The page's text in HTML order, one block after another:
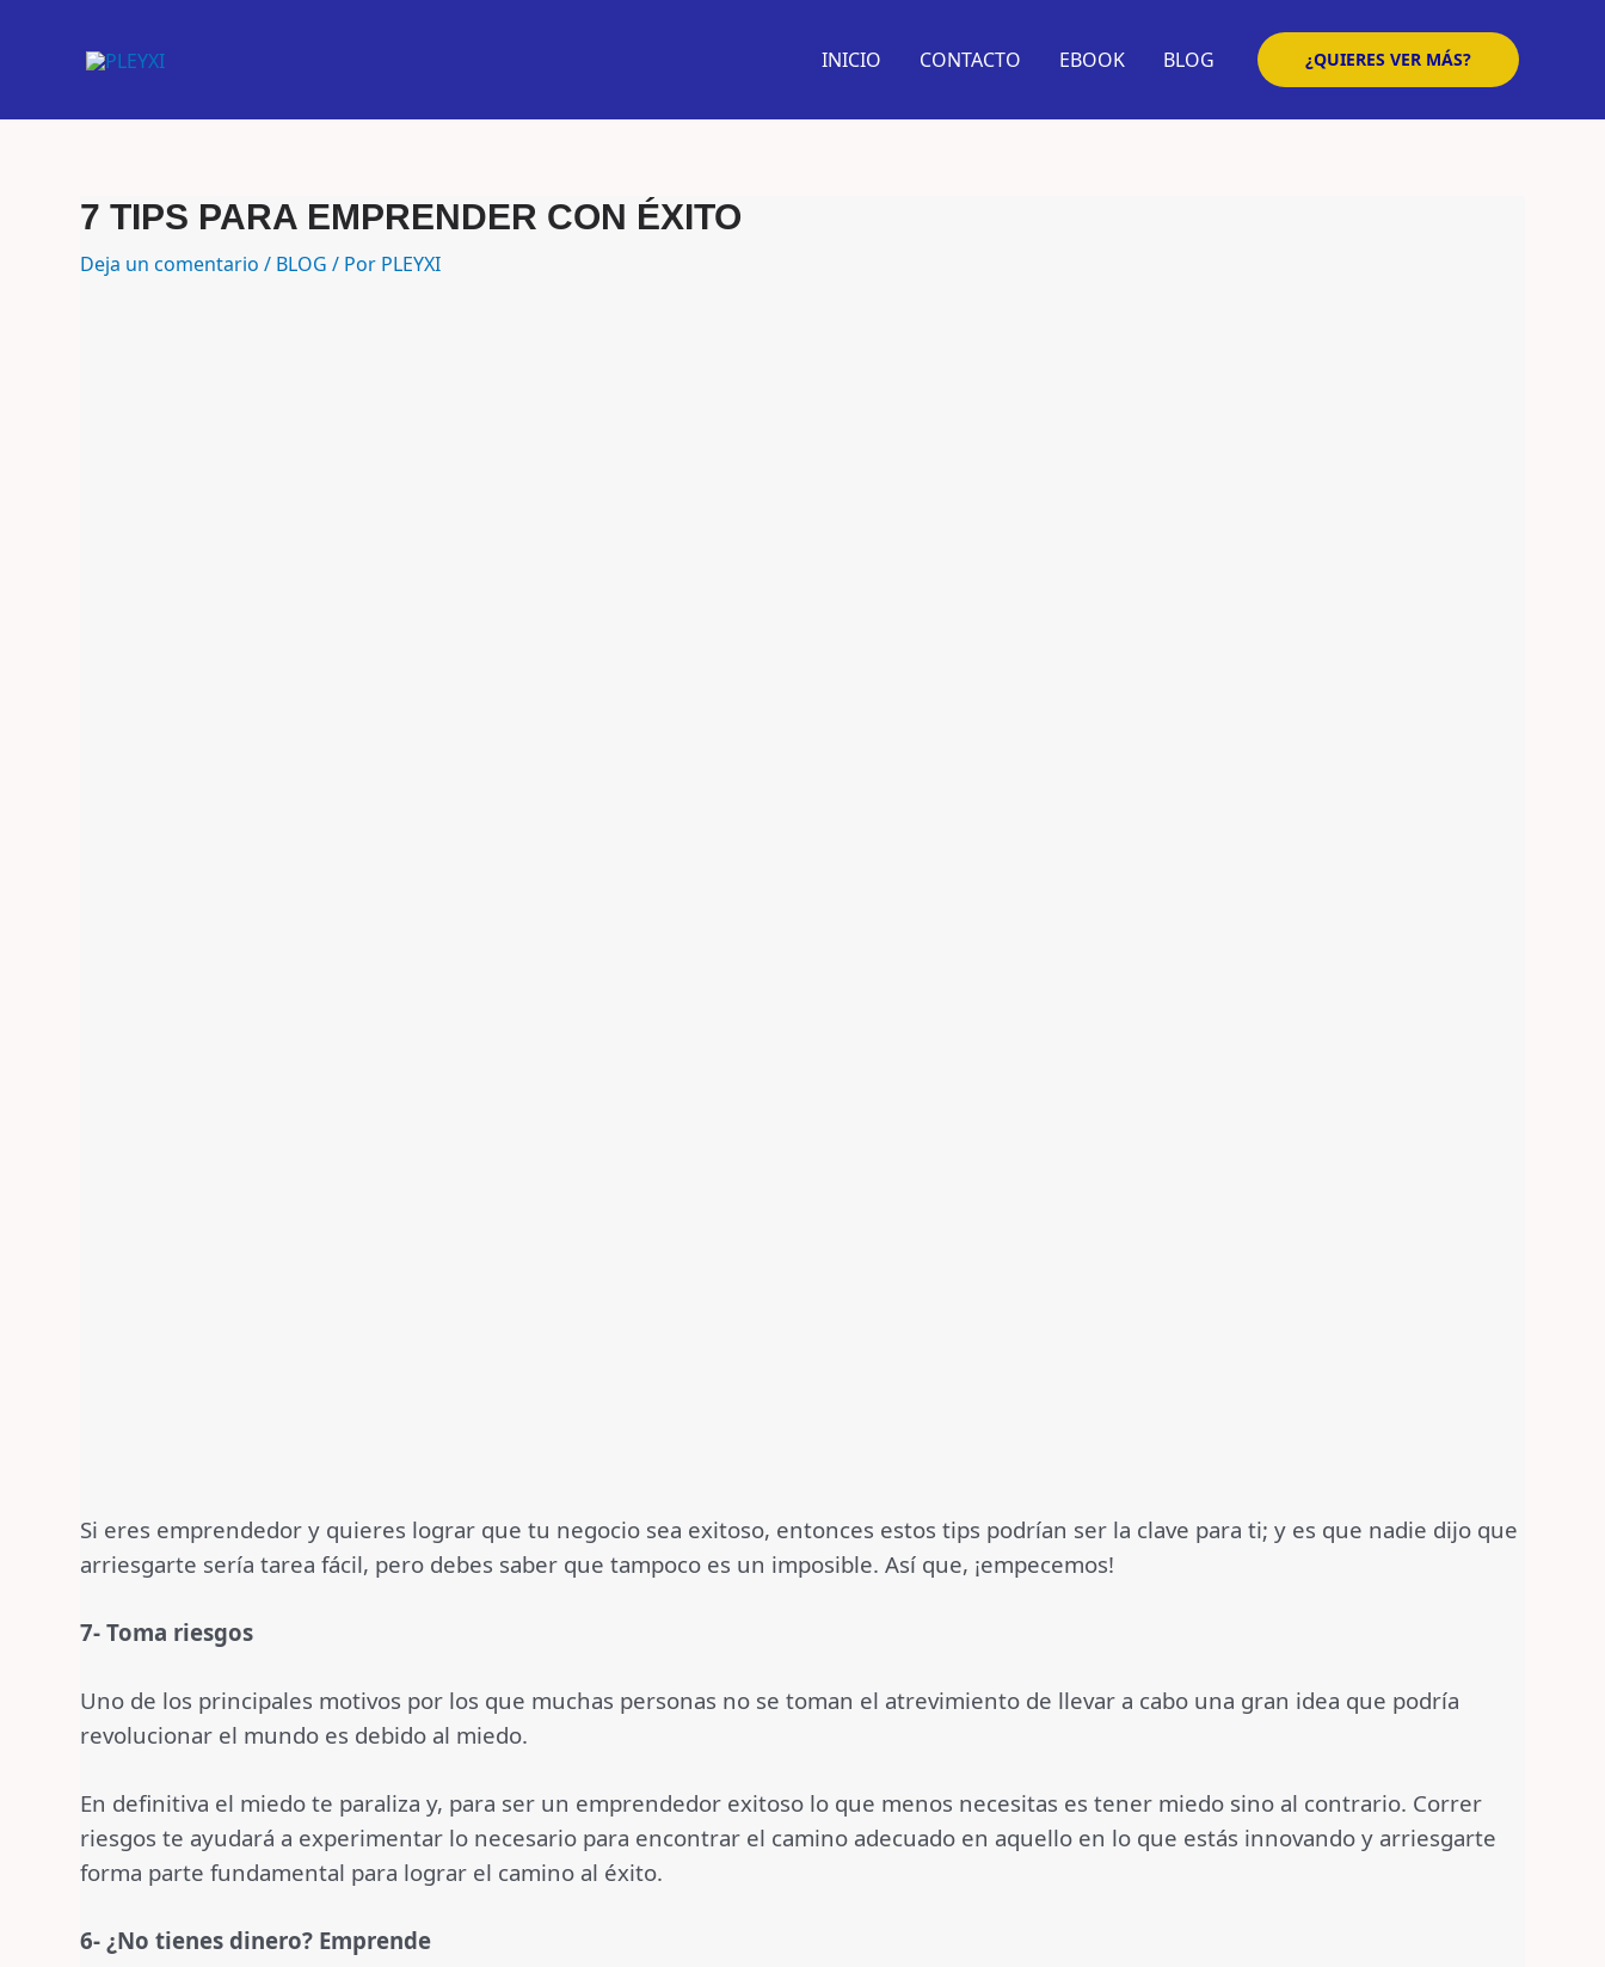
contenido
INICIO CONTACTO EBOOK BLOG ¿QUIERES VER MÁS?
7 TIPS PARA EMPRENDER CON ÉXITO
Deja un comentario / BLOG / Por PLEYXI
Si eres emprendedor y quieres lograr que tu negocio sea exitoso, entonces estos tips podrían ser la clave para ti; y es que nadie dijo que
arriesgarte sería tarea fácil, pero debes saber que tampoco es un imposible. Así que, ¡empecemos!
7- Toma riesgos
Uno de los principales motivos por los que muchas personas no se toman el atrevimiento de llevar a cabo una gran idea que podría
revolucionar el mundo es debido al miedo.
En definitiva el miedo te paraliza y, para ser un emprendedor exitoso lo que menos necesitas es tener miedo sino al contrario. Correr
riesgos te ayudará a experimentar lo necesario para encontrar el camino adecuado en aquello en lo que estás innovando y arriesgarte
forma parte fundamental para lograr el camino al éxito.
6- ¿No tienes dinero? Emprende
Escribe
Nombre*
Correo
Web